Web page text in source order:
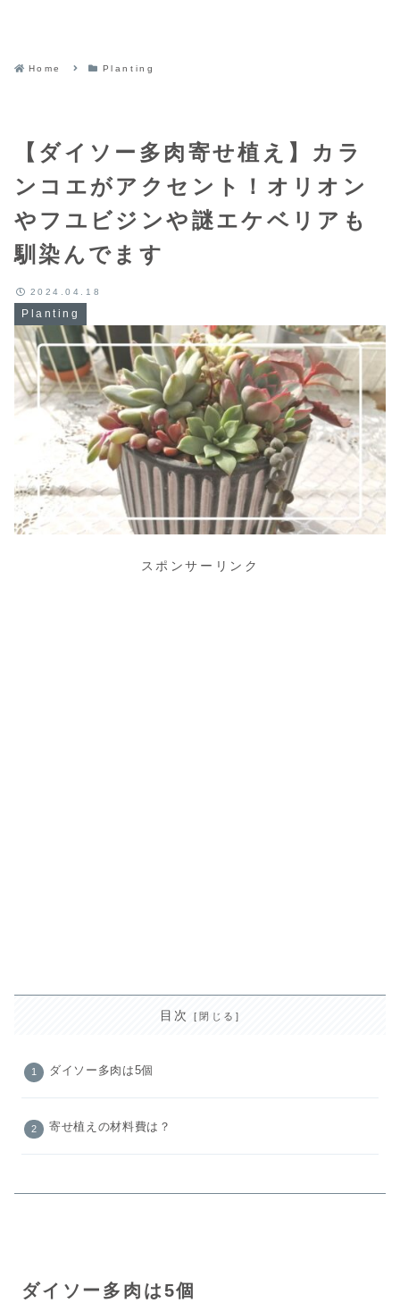
Home Planting
【ダイソー多肉寄せ植え】カラ
ンコエがアクセント！オリオン
やフユビジンや謎エケベリアも
馴染んでます
Planting
2024.04.18
スポンサーリンク
目次
ダイソー多肉は5個
寄せ植えの材料費は？
ダイソー多肉は5個